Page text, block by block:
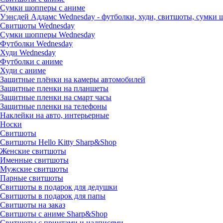
Сумки шопперы с аниме
Уэнсдей Аддамс Wednesday - футболки, худи, свитшоты, сумки
Свитшоты Wednesday
Сумки шопперы Wednesday
Футболки Wednesday
Худи Wednesday
Футболки с аниме
Худи с аниме
Защитные плёнки на камеры автомобилей
Защитные пленки на планшеты
Защитные пленки на смарт часы
Защитные пленки на телефоны
Наклейки на авто, интерьерные
Носки
Свитшоты
Cвитшоты Hello Kitty Sharp&Shop
Женские свитшоты
Именные свитшоты
Мужские свитшоты
Парные свитшоты
Свитшоты в подарок для дедушки
Свитшоты в подарок для папы
Свитшоты на заказ
Свитшоты с аниме Sharp&Shop